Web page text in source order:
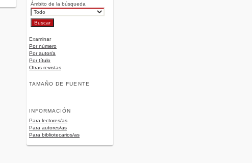
Ámbito de la búsqueda
Examinar
Por número
Por autor/a
Por título
Otras revistas
TAMAÑO DE FUENTE
INFORMACIÓN
Para lectores/as
Para autores/as
Para bibliotecarios/as